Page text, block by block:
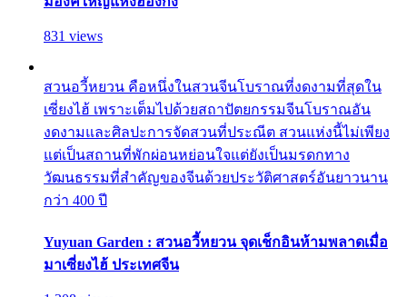
831 views
สวนอวี้หยวน คือหนึ่งในสวนจีนโบราณที่งดงามที่สุดใน
เซี่ยงไฮ้ เพราะเต็มไปด้วยสถาปัตยกรรมจีนโบราณอัน
งดงามและศิลปะการจัดสวนที่ประณีต สวนแห่งนี้ไม่เพียง
แต่เป็นสถานที่พักผ่อนหย่อนใจแต่ยังเป็นมรดกทาง
วัฒนธรรมที่สำคัญของจีนด้วยประวัติศาสตร์อันยาวนาน
กว่า 400 ปี
Yuyuan Garden : สวนอวี้หยวน จุดเช็กอินห้ามพลาดเมื่อ
มาเซี่ยงไฮ้ ประเทศจีน